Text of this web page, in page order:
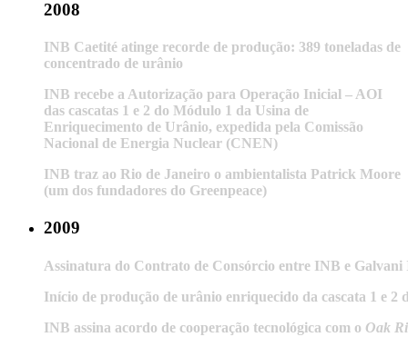
2008
INB Caetité atinge recorde de produção: 389 toneladas de
concentrado de urânio
INB recebe a Autorização para Operação Inicial – AOI
das cascatas 1 e 2 do Módulo 1 da Usina de
Enriquecimento de Urânio, expedida pela Comissão
Nacional de Energia Nuclear (CNEN)
INB traz ao Rio de Janeiro o ambientalista Patrick Moore
(um dos fundadores do Greenpeace)
2009
Assinatura do Contrato de Consórcio entre INB e
Início de produção de urânio enriquecido da cascata 1 e
INB assina acordo de cooperação tecnológica com o Oak